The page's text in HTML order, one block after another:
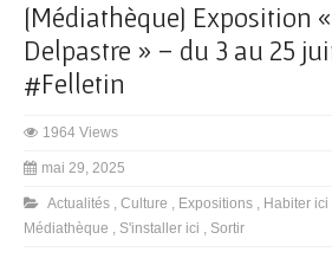
[Médiathèque] Exposition
Delpastre » – du 3 au 25
#Felletin
1964 Views
mai 29, 2025
Actualités , Culture , Expositions , Habiter ici
Médiathèque , S'installer ici , Sortir